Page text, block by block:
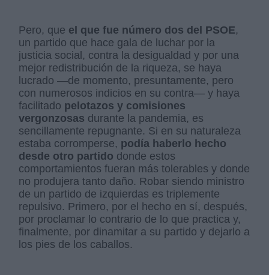
Pero, que el que fue número dos del PSOE,
un partido que hace gala de luchar por la
justicia social, contra la desigualdad y por una
mejor redistribución de la riqueza, se haya
lucrado —de momento, presuntamente, pero
con numerosos indicios en su contra— y haya
facilitado pelotazos y comisiones
vergonzosas durante la pandemia, es
sencillamente repugnante. Si en su naturaleza
estaba corromperse, podía haberlo hecho
desde otro partido donde estos
comportamientos fueran más tolerables y donde
no produjera tanto daño. Robar siendo ministro
de un partido de izquierdas es triplemente
repulsivo. Primero, por el hecho en sí, después,
por proclamar lo contrario de lo que practica y,
finalmente, por dinamitar a su partido y dejarlo a
los pies de los caballos.